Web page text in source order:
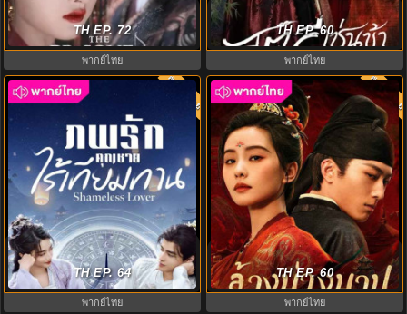
ปรปักษ์จำนน (2025) The Prisoner
of Beauty พากย์ไทย EP.1-36
TH EP. 72
พากย์ไทย
สตรีเช่นข้าหาได้ยากยิ่ง (2025) The
Glory พากย์ไทย EP1-30 จบ
TH EP. 60
พากย์ไทย
ภพรักคุณชายไร้เทียมทาน (2024)
Shameless Lover พากย์ไทย EP1-
32
7.0 พากย์ไทย
TH EP. 64
พากย์ไทย
ล้างบ่วงบาป Kill My Sins พากย์ไทย
EP.1-30 (จบ)
7.0 พากย์ไทย
TH EP. 60
พากย์ไทย